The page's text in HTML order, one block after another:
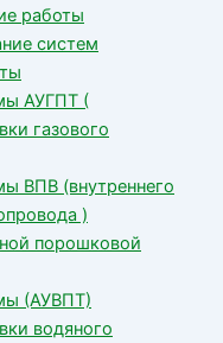
работы
систем
АУГПТ (
газового
ВПВ (внутреннего
)
порошковой
(АУВПТ)
водяного